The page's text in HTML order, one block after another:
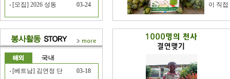
[모집] 2026 성동
03-24
이 직
[베트남] 김연정 단
03-18